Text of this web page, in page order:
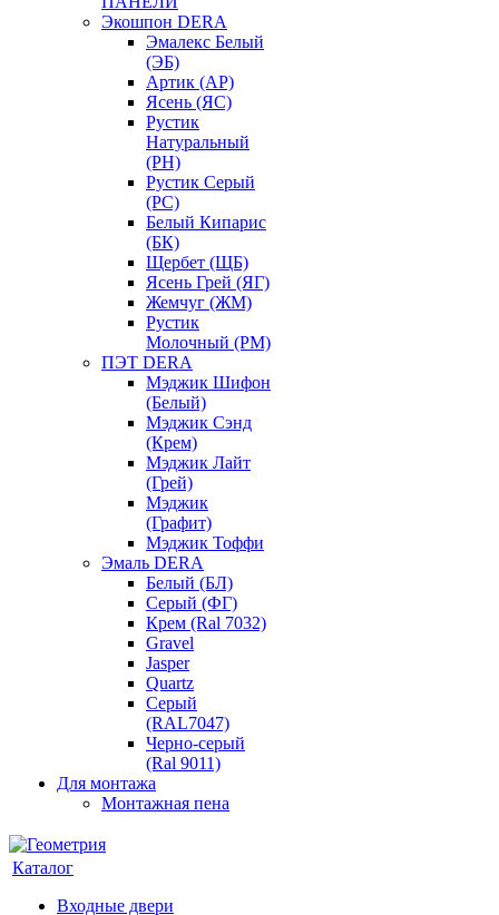
Экошпон DERA
Эмалекс Белый
(ЭБ)
Артик (АР)
Ясень (ЯС)
Рустик
Натуральный
(РН)
Рустик Серый
(РС)
Белый Кипарис
(БК)
Щербет (ЩБ)
Ясень Грей (ЯГ)
Жемчуг (ЖМ)
Рустик
Молочный (РМ)
ПЭТ DERA
Мэджик Шифон
(Белый)
Мэджик Сэнд
(Крем)
Мэджик Лайт
(Грей)
Мэджик
(Графит)
Мэджик Тоффи
Эмаль DERA
Белый (БЛ)
Серый (ФГ)
Крем (Ral 7032)
Gravel
Jasper
Quartz
Серый
(RAL7047)
Черно-серый
(Ral 9011)
Для монтажа
Монтажная пена
Каталог
Входные двери